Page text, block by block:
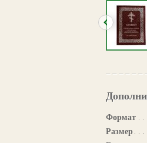
Формат
Размер